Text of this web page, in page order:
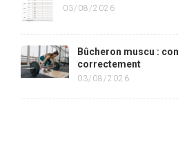
03/08/2026
Bûcheron muscu :
correctement
03/08/2026